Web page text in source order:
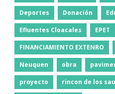
Deportes Donación
Efluentes Cloacales EPET
FINANCIAMIENTO EXTENRO
Neuquen obra
proyecto rincon de los